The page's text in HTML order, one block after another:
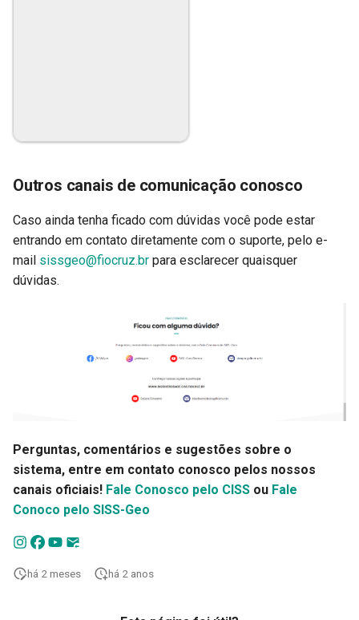
Outros canais de comunicação conosco
Caso ainda tenha ficado com dúvidas você pode estar
entrando em contato diretamente com o suporte, pelo e-
mail sissgeo@fiocruz.br para esclarecer quaisquer
dúvidas.
Perguntas, comentários e sugestões sobre o
sistema, entre em contato conosco pelos nossos
canais oficiais! Fale Conosco pelo CISS ou Fale
Conoco pelo SISS-Geo
há 2 meses há 2 anos